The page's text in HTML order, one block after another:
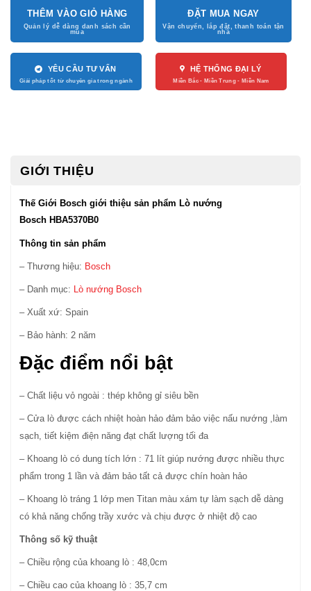
THÊM VÀO GIỎ HÀNG ĐẶT MUA NGAY
YÊU CẦU TƯ VẤN HỆ THỐNG ĐẠI LÝ
GIỚI THIỆU
Thế Giới Bosch giới thiệu sản phẩm Lò nướng
Bosch HBA5370B0
Thông tin sản phẩm
– Thương hiệu: Bosch
– Danh mục: Lò nướng Bosch
– Xuất xứ: Spain
– Bảo hành: 2 năm
Đặc điểm nổi bật
– Chất liệu vỏ ngoài : thép không gỉ siêu bền
– Cửa lò được cách nhiệt hoàn hảo đảm bảo việc nấu nướng ,làm
sạch, tiết kiệm điện năng đạt chất lượng tối đa
– Khoang lò có dung tích lớn : 71 lít giúp nướng được nhiều thực
phẩm trong 1 lần và đảm bảo tất cả được chín hoàn hảo
– Khoang lò tráng 1 lớp men Titan màu xám tự làm sạch dễ dàng
có khả năng chống trầy xước và chịu được ở nhiệt độ cao
Thông số kỹ thuật
– Chiều rộng của khoang lò : 48,0cm
– Chiều cao của khoang lò : 35,7 cm